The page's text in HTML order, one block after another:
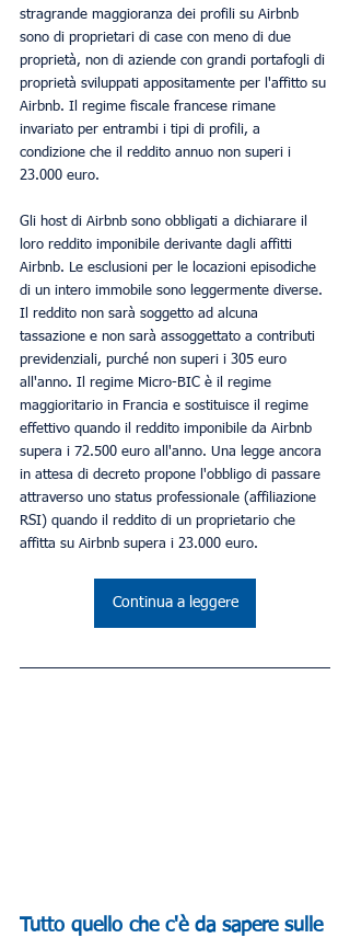
stragrande maggioranza dei profili su Airbnb
sono di proprietari di case con meno di due
proprietà, non di aziende con grandi portafogli di
proprietà sviluppati appositamente per l'affitto su
Airbnb. Il regime fiscale francese rimane
invariato per entrambi i tipi di profili, a
condizione che il reddito annuo non superi i
23.000 euro.
Gli host di Airbnb sono obbligati a dichiarare il
loro reddito imponibile derivante dagli affitti
Airbnb. Le esclusioni per le locazioni episodiche
di un intero immobile sono leggermente diverse.
Il reddito non sarà soggetto ad alcuna
tassazione e non sarà assoggettato a contributi
previdenziali, purché non superi i 305 euro
all'anno. Il regime Micro-BIC è il regime
maggioritario in Francia e sostituisce il regime
effettivo quando il reddito imponibile da Airbnb
supera i 72.500 euro all'anno. Una legge ancora
in attesa di decreto propone l'obbligo di passare
attraverso uno status professionale (affiliazione
RSI) quando il reddito di un proprietario che
affitta su Airbnb supera i 23.000 euro.
Continua a leggere
Tutto quello che c'è da sapere sulle